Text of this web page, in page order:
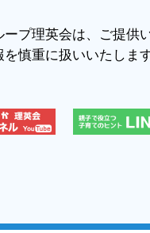
ープ理英会は、ご提供
を慎重に扱いいたしま